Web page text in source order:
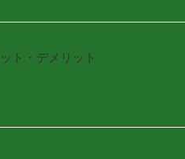
ト・デメリット